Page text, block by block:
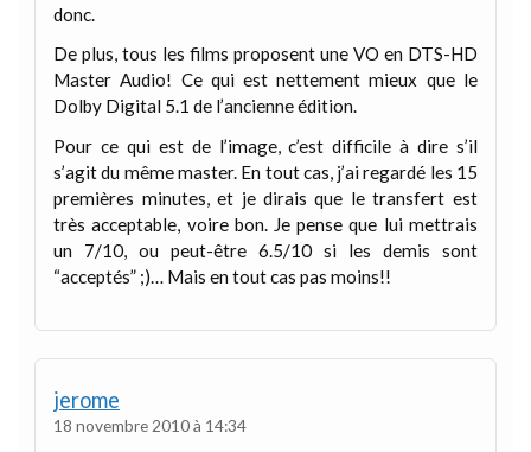
donc.
De plus, tous les films proposent une VO en DTS-HD
Master Audio! Ce qui est nettement mieux que le
Dolby Digital 5.1 de l’ancienne édition.
Pour ce qui est de l’image, c’est difficile à dire s’il
s’agit du même master. En tout cas, j’ai regardé les 15
premières minutes, et je dirais que le transfert est
très acceptable, voire bon. Je pense que lui mettrais
un 7/10, ou peut-être 6.5/10 si les demis sont
“acceptés” ;)… Mais en tout cas pas moins!!
jerome
18 novembre 2010 à 14:34